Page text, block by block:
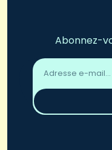
Abonnez-
Adresse
email